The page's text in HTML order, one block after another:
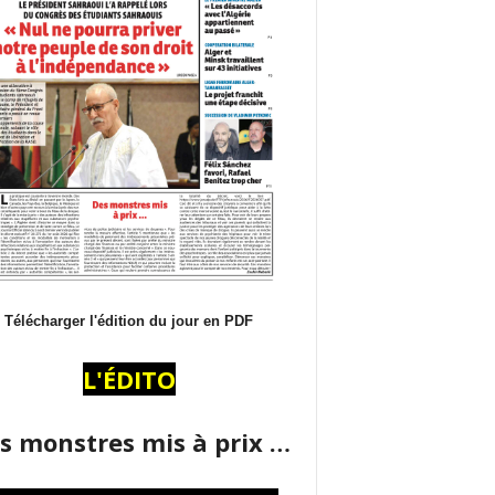
Télécharger l'édition du jour en PDF
L'ÉDITO
monstres mis à prix …